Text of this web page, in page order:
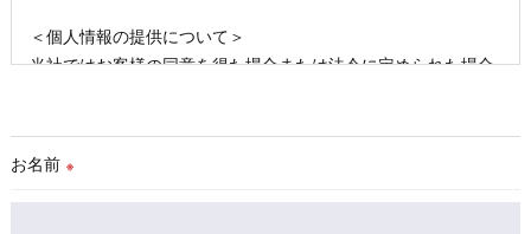
＜個人情報の提供について＞
当社ではお客様の同意を得た場合または法令に定められた場合
＜個人情報の委託について＞
お名前 ※